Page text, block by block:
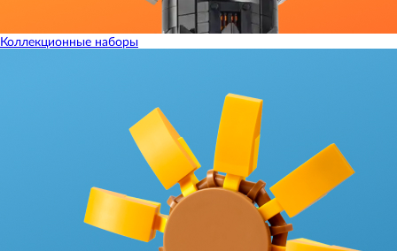
Коллекционные наборы